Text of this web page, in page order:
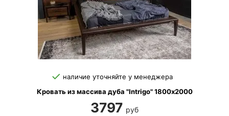
наличие уточняйте у менеджера
Кровать из массива дуба "Intrigo" 1800х2000
3797 руб